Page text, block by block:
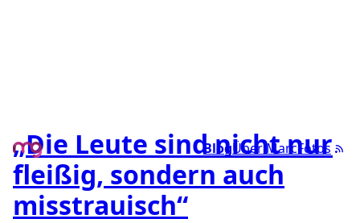
BlogÜber MarcFotos
„Die Leute sind nicht nur
fleißig, sondern auch
misstrauisch“